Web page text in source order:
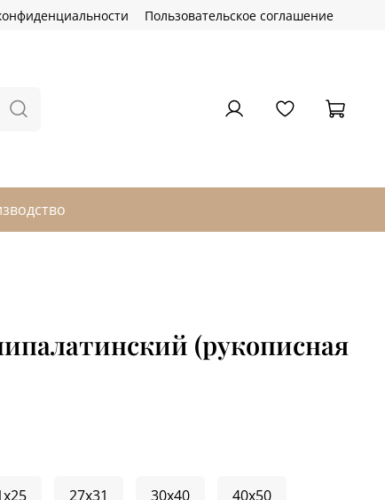
Пользовательское соглашение
(рукописная
27x31 30x40 40x50